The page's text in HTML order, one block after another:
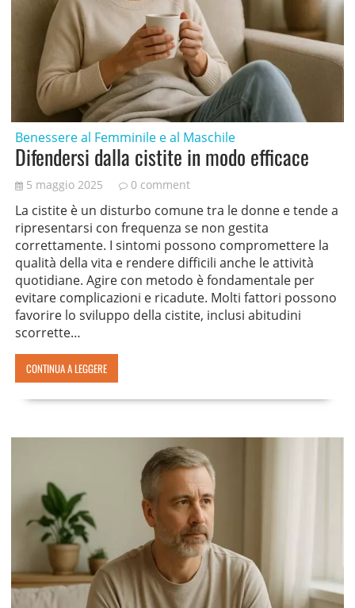
Benessere al Femminile e al Maschile
Difendersi dalla cistite in modo efficace
5 maggio 2025 0 comment
La cistite è un disturbo comune tra le donne e tende a
ripresentarsi con frequenza se non gestita
correttamente. I sintomi possono compromettere la
qualità della vita e rendere difficili anche le attività
quotidiane. Agire con metodo è fondamentale per
evitare complicazioni e ricadute. Molti fattori possono
favorire lo sviluppo della cistite, inclusi abitudini
scorrette…
CONTINUA A LEGGERE